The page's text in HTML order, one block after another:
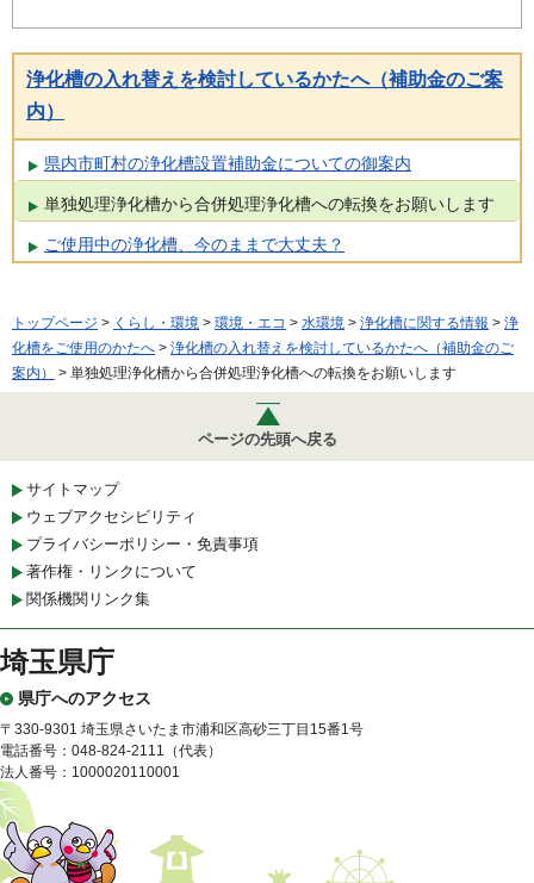
浄化槽の入れ替えを検討しているかたへ（補助金のご案
内）
県内市町村の浄化槽設置補助金についての御案内
単独処理浄化槽から合併処理浄化槽への転換をお願いします
ご使用中の浄化槽、今のままで大丈夫？
トップページ > くらし・環境 > 環境・エコ > 水環境 > 浄化槽に関する情報 > 浄
化槽をご使用のかたへ > 浄化槽の入れ替えを検討しているかたへ（補助金のご
案内）
> 単独処理浄化槽から合併処理浄化槽への転換をお願いします
ページの先頭へ戻る
サイトマップ
ウェブアクセシビリティ
プライバシーポリシー・免責事項
著作権・リンクについて
関係機関リンク集
埼玉県庁
県庁へのアクセス
〒330-9301 埼玉県さいたま市浦和区高砂三丁目15番1号
電話番号：048-824-2111（代表）
法人番号：1000020110001